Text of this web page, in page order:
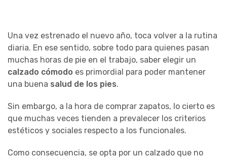
Una vez estrenado el nuevo año, toca volver a la rutina
diaria. En ese sentido, sobre todo para quienes pasan
muchas horas de pie en el trabajo, saber elegir un
calzado cómodo es primordial para poder mantener
una buena salud de los pies.
Sin embargo, a la hora de comprar zapatos, lo cierto es
que muchas veces tienden a prevalecer los criterios
estéticos y sociales respecto a los funcionales.
Como consecuencia, se opta por un calzado que no